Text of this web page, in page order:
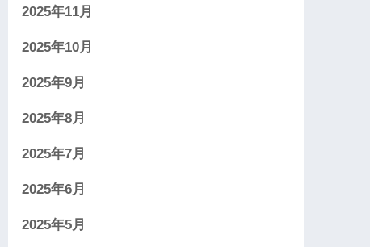
2025年11月
2025年10月
2025年9月
2025年8月
2025年7月
2025年6月
2025年5月